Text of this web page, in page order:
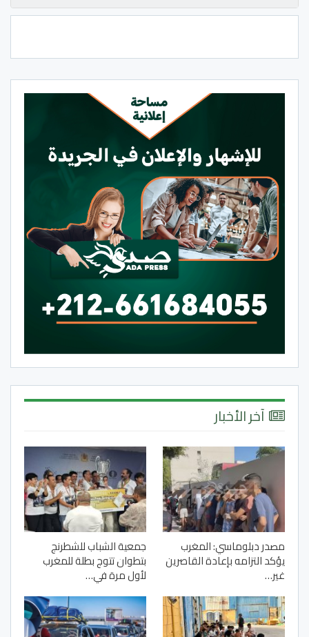
آخر الأخبار
مصدر دبلوماسي: المغرب
يؤكد التزامه بإعادة القاصرين
غير…
جمعية الشباب للشطرنج
بتطوان تتوج بطلة للمغرب
لأول مرة في…